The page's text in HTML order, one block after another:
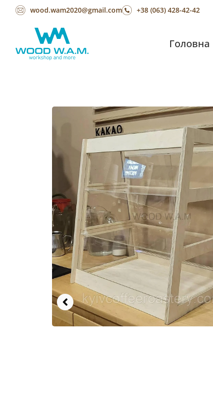
wood.wam2020@gmail.com +38 (063) 428-42-42
Головна